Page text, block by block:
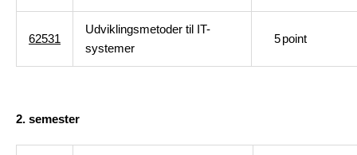
62531
Udviklingsmetoder til IT-
systemer
5point
2. semester